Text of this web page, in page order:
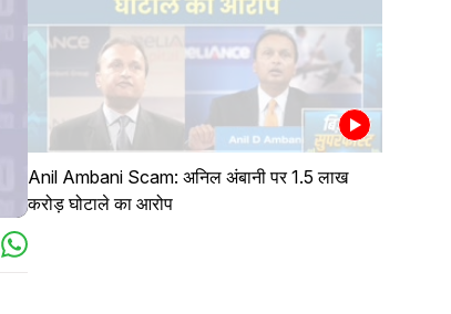
Anil Ambani Scam: अनिल अंबानी पर 1.5 लाख
करोड़ घोटाले का आरोप